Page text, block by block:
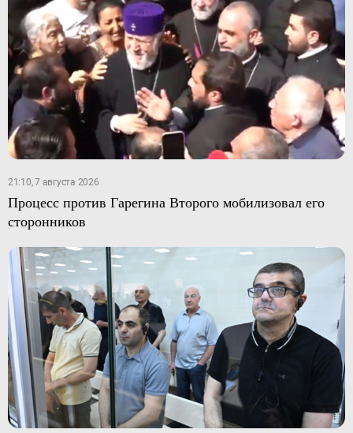
21:10, 7 августа 2026
Процесс против Гарегина Второго мобилизовал его
сторонников